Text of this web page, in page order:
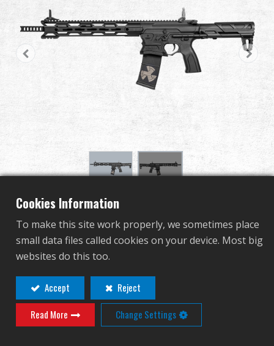
Серия BB
ТРЕНИРОВОЧНАЯ СИСТЕМА
О нас
Войти
繁體中文
Français 日本語
BAMF RECON
EGC-BAM-REC-BNB-NCM
SPORT LINE POLYMER LIGHT WEIGHT RECEIVER
ДРУГОЙ ЦВЕТ
Cookies Information
To make this site work properly, we sometimes place
small data files called cookies on your device. Most big
websites do this too.
Accept
Reject
Read More
Change Settings